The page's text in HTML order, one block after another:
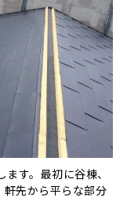
す。最初に谷棟、
先から平らな部分